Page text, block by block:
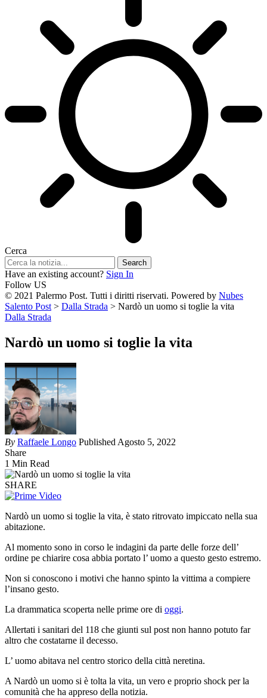
Cerca
Have an existing account? Sign In
Follow US
© 2021 Palermo Post. Tutti i diritti riservati. Powered by Nubes
Salento Post > Dalla Strada > Nardò un uomo si toglie la vita
Dalla Strada
Nardò un uomo si toglie la vita
By Raffaele Longo Published Agosto 5, 2022
Share
1 Min Read
SHARE
Nardò un uomo si toglie la vita, è stato ritrovato impiccato nella sua
abitazione.
Al momento sono in corso le indagini da parte delle forze dell’
ordine pe chiarire cosa abbia portato l’ uomo a questo gesto estremo.
Non si conoscono i motivi che hanno spinto la vittima a compiere
l’insano gesto.
La drammatica scoperta nelle prime ore di oggi.
Allertati i sanitari del 118 che giunti sul post non hanno potuto far
altro che costatarne il decesso.
L’ uomo abitava nel centro storico della città neretina.
A Nardò un uomo si è tolta la vita, un vero e proprio shock per la
comunità che ha appreso della notizia.